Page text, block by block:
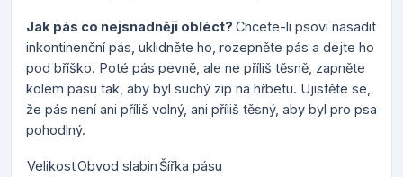
Jak pás co nejsnadněji obléct? Chcete-li psovi nasadit
inkontinenční pás, uklidněte ho, rozepněte pás a dejte ho
pod bříško. Poté pás pevně, ale ne příliš těsně, zapněte
kolem pasu tak, aby byl suchý zip na hřbetu. Ujistěte se,
že pás není ani příliš volný, ani příliš těsný, aby byl pro psa
pohodlný.
VelikostObvod slabin Šířka pásu